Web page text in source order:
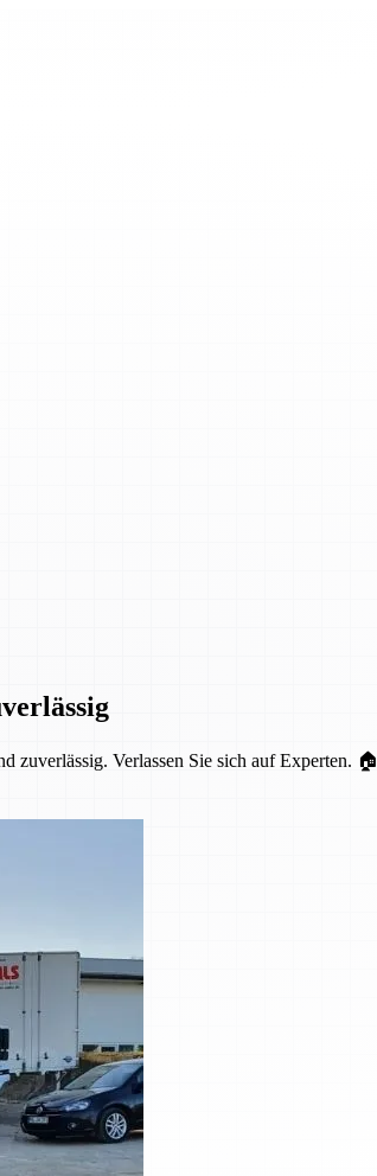
zuverlässig. Verlassen Sie sich auf Experten. 🏠